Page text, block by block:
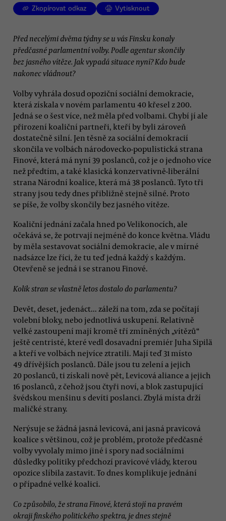
Zkopírovat odkaz Vytisknout
Před necelými dvěma týdny se u vás Finsku konaly
předčasné parlamentní volby. Podle agentur skončily
bez jasného vítěze. Jak vypadá situace nyní? Kdo bude
nakonec vládnout?
Volby vyhrála dosud opoziční sociální demokracie,
která získala v novém parlamentu 40 křesel z 200.
Jedná se o šest více, než měla před volbami. Chybí jí ale
přirození koaliční partneři, kteří by byli zároveň
dostatečně silní. Jen těsně za sociální demokracií
skončila ve volbách národovecko-populistická strana
Finové, která má nyní 39 poslanců, což je o jednoho více
než předtím, a také klasická konzervativně-liberální
strana Národní koalice, která má 38 poslanců. Tyto tři
strany jsou tedy dnes přibližně stejně silné. Proto
se píše, že volby skončily bez jasného vítěze.
Koaliční jednání začala hned po Velikonocích, ale
očekává se, že potrvají nejméně do konce května. Vládu
by měla sestavovat sociální demokracie, ale v mírné
nadsázce lze říci, že tu teď jedná každý s každým.
Otevřeně se jedná i se stranou Finové.
Kolik stran se vlastně letos dostalo do parlamentu?
Devět, deset, jedenáct... záleží na tom, zda se počítají
volební bloky, nebo jednotlivá uskupení. Relativně
velké zastoupení mají kromě tří zmíněných „vítězů“
ještě centristé, které vedl dosavadní premiér Juha Sipilä
a kteří ve volbách nejvíce ztratili. Mají teď 31 místo
49 dřívějších poslanců. Dále jsou tu zelení a jejich
20 poslanců, ti získali nově pět, Levicová aliance a jejich
16 poslanců, z čehož jsou čtyři noví, a blok zastupující
švédskou menšinu s devíti poslanci. Zbylá místa drží
maličké strany.
Nerýsuje se žádná jasná levicová, ani jasná pravicová
koalice s většinou, což je problém, protože předčasné
volby vyvolaly mimo jiné i spory nad sociálními
důsledky politiky předchozí pravicové vlády, kterou
opozice slíbila zastavit. To dnes komplikuje jednání
o případné velké koalici.
Co způsobilo, že strana Finové, která stojí na pravém
okraji finského politického spektra, je dnes stejně